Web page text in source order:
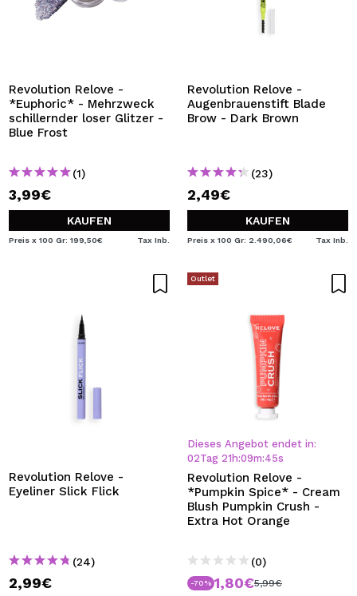
Revolution Relove -
*Euphoric* - Mehrzweck
schillernder loser Glitzer -
Blue Frost
(1)
3,99€
KAUFEN
Preis x 100 Gr: 199,50€ Tax Inb.
Revolution Relove -
Augenbrauenstift Blade
Brow - Dark Brown
(23)
2,49€
KAUFEN
Preis x 100 Gr: 2.490,06€ Tax Inb.
Revolution Relove -
Eyeliner Slick Flick
(24)
2,99€
Outlet
Dieses Angebot endet in:
02Tag 21 h:09m:43s
Revolution Relove -
*Pumpkin Spice* - Cream
Blush Pumpkin Crush -
Extra Hot Orange
(0)
-70% 1,80€5,99€